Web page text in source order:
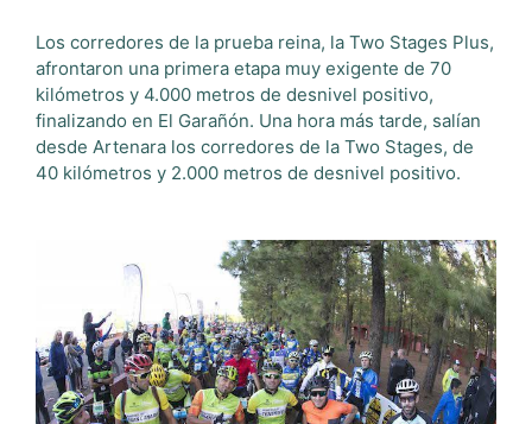
Los corredores de la prueba reina, la Two Stages Plus,
afrontaron una primera etapa muy exigente de 70
kilómetros y 4.000 metros de desnivel positivo,
finalizando en El Garañón. Una hora más tarde, salían
desde Artenara los corredores de la Two Stages, de
40 kilómetros y 2.000 metros de desnivel positivo.